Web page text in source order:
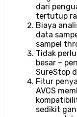
dari
tertutup
Biaya
data
sampel
Tidak
besar –
SureStop
Fitur
AVCS
sedikit